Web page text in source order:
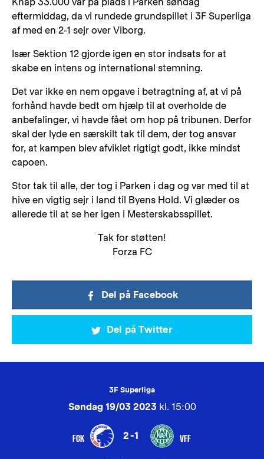
eftermiddag, da vi rundede grundspillet i 3F Superliga
af med en 2-1 sejr over Viborg.
Især Sektion 12 gjorde igen en stor indsats for at
skabe en intens og international stemning.
Det var ikke en nem opgave i betragtning af, at vi på
forhånd havde bedt om hjælp til at overholde de
anbefalinger, vi havde fået om hop på tribunen. Derfor
skal der lyde en særskilt tak til dem, der tog ansvar
for, at kampen blev afviklet rigtigt godt, ikke mindst
capoen.
Stor tak til alle, der tog i Parken i dag og var med til at
hive en vigtig sejr i land til Byens Hold. Vi glæder os
allerede til at se her igen i Mesterskabsspillet.
Tak for støtten!
Forza FC
Del på Facebook
Del på Twitter
3F Superliga
Søndag 19/03 2023 kl. 15:00
FCK 2-1 VFF